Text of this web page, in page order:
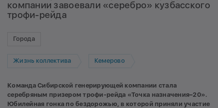
компании завоевали «серебро» кузбасского
трофи-рейда
Города
Жизнь коллектива Кемерово
Команда Сибирской генерирующей компании стала
серебряным призером трофи-рейда «Точка назначения–20».
Юбилейная гонка по бездорожью, в которой приняли участие